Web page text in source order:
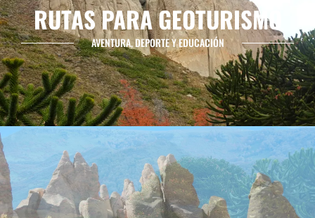
RUTAS PARA GEOTURISMO
AVENTURA, DEPORTE Y EDUCACIÓN